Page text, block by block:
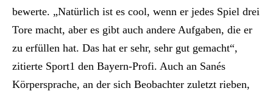
bewerte. „Natürlich ist es cool, wenn er jedes Spiel drei
Tore macht, aber es gibt auch andere Aufgaben, die er
zu erfüllen hat. Das hat er sehr, sehr gut gemacht“,
zitierte Sport1 den Bayern-Profi. Auch an Sanés
Körpersprache, an der sich Beobachter zuletzt rieben,